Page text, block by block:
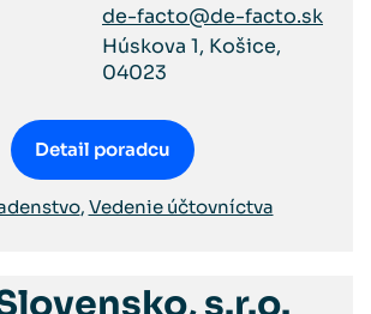
de-facto@de-facto.sk
Húskova 1, Košice,
04023
Detail poradcu
, Vedenie účtovníctva
s.r.o.